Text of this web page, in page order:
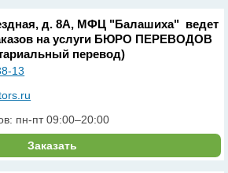
д. 8А, МФЦ "Балашиха" ведет
на услуги БЮРО ПЕРЕВОДОВ
перевод)
13
пн-пт 09:00–20:00
Заказать